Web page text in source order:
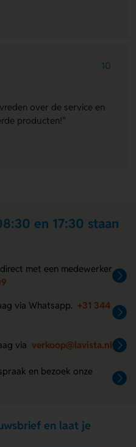
10
over de service en
producten!"
en 17:30 staan
met een medewerker
via Whatsapp. +31 344
via verkoop@lavista.nl
en bezoek onze
en laat je